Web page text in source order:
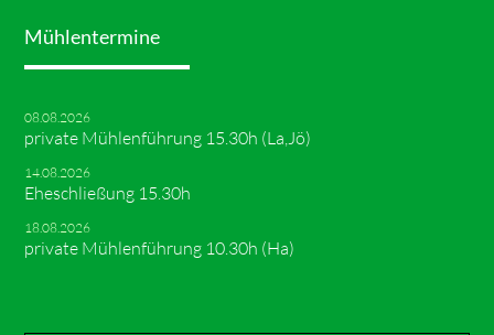
Mühlentermine
08.08.2026
private Mühlenführung 15.30h (La,Jö)
14.08.2026
Eheschließung 15.30h
18.08.2026
private Mühlenführung 10.30h (Ha)